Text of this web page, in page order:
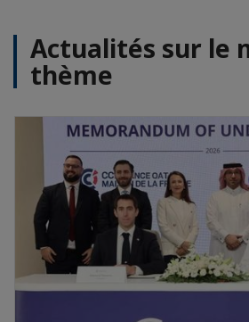
Actualités sur le
thème